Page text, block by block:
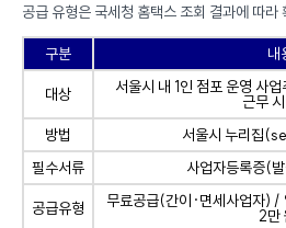
공급 유형은 국세청 홈택스 조회 결과에 따
구분 내
대상 서울시 내 1인 점포 운영 사
근
방법
서울시 누리집(
필수서류
사업자등록증(
공급유형 무료공급(간이·면세사업자) /